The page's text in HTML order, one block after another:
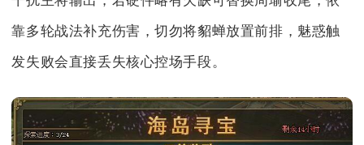
靠多轮战法补充伤害，切勿将貂蝉放置前排，魅惑触
发失败会直接丢失核心控场手段。